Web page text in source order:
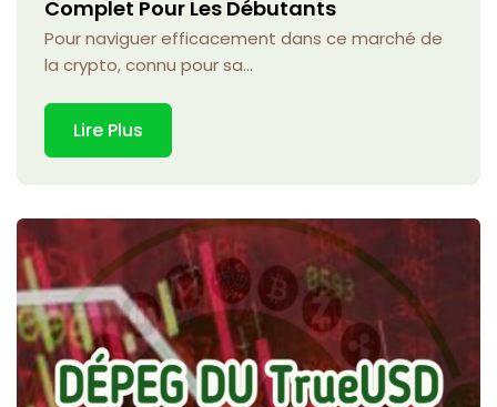
Complet Pour Les Débutants
Pour naviguer efficacement dans ce marché de
la crypto, connu pour sa...
Lire Plus